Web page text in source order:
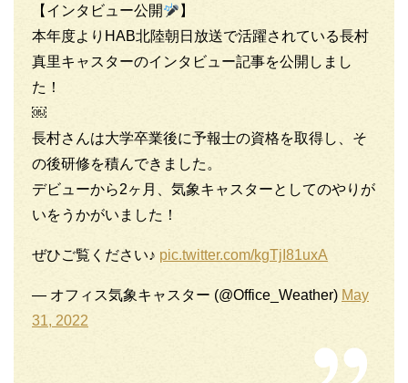
【インタビュー公開
】
本年度よりHAB北陸朝日放送で活躍されている長村
真里キャスターのインタビュー記事を公開しまし
た！
￼
長村さんは大学卒業後に予報士の資格を取得し、そ
の後研修を積んできました。
デビューから2ヶ月、気象キャスターとしてのやりが
いをうかがいました！
ぜひご覧ください♪ pic.twitter.com/kgTjI81uxA
— オフィス気象キャスター (@Office_Weather) May
31, 2022